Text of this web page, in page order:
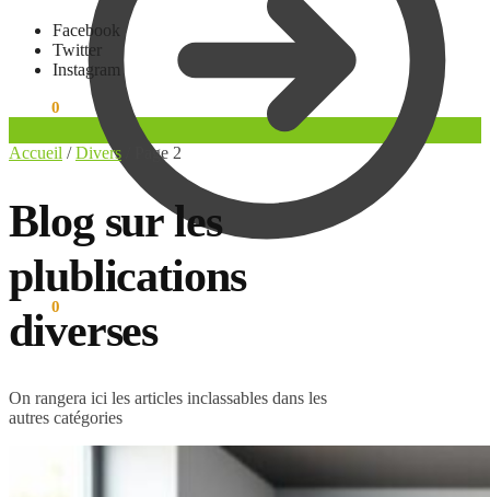
0.00 0
Facebook
Twitter
Instagram
0
Accueil /Divers Page 2
Blog sur les
plublications
diverses
On rangera ici les articles inclassables dans les
autres catégories